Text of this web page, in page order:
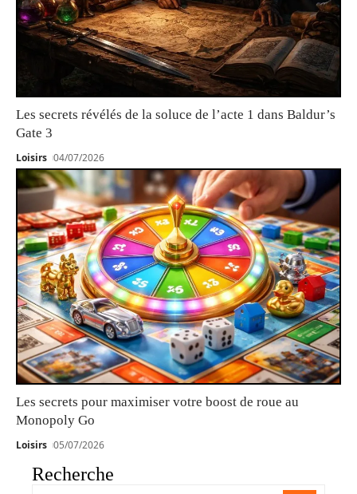
Les secrets révélés de la soluce de l’acte 1 dans Baldur’s
Gate 3
Loisirs 04/07/2026
Les secrets pour maximiser votre boost de roue au
Monopoly Go
Loisirs 05/07/2026
Recherche